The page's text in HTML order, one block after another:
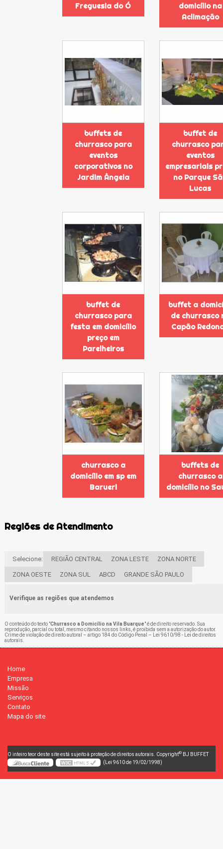
Freguesia do Ó
domicílio na
Aclimação
buffets de
churrasco para
eventos
corporativos no
Jardim Ângela
buffet de
churrasco
eventos
empresariais
no Parque
Lucas
buffet de
churrasco para
festa em domicílio
preço em
Parelheiros
buffet a
de churrasco
Capão
churrasco a
domicílio em sp em
Barueri
buffets de
churrasco a
domicílio no
Regiões de Atendimento
Selecione: REGIÃO CENTRAL ZONA LESTE ZONA NORTE
ZONA OESTE ZONA SUL ABCD GRANDE SÃO PAULO
Verifique as regiões que atendemos
O conteúdo do texto "Churrasco a Domicílio na Vila Buarque" é de direito reservado. Sua
reprodução, parcial ou total, mesmo citando nossos links, é proibida sem a autorização do autor.
Crime de violação de direito autoral – artigo 184 do Código Penal –
Lei 9610/98 - Lei de direitos
autorais
Home
Empresa
Missão
Serviços
Contato
Mapa do site
O inteiro teor deste site está sujeito à proteção de direitos autorais. Copyright© BJ BUFFET
(Lei 9610 de 19/02/1998)